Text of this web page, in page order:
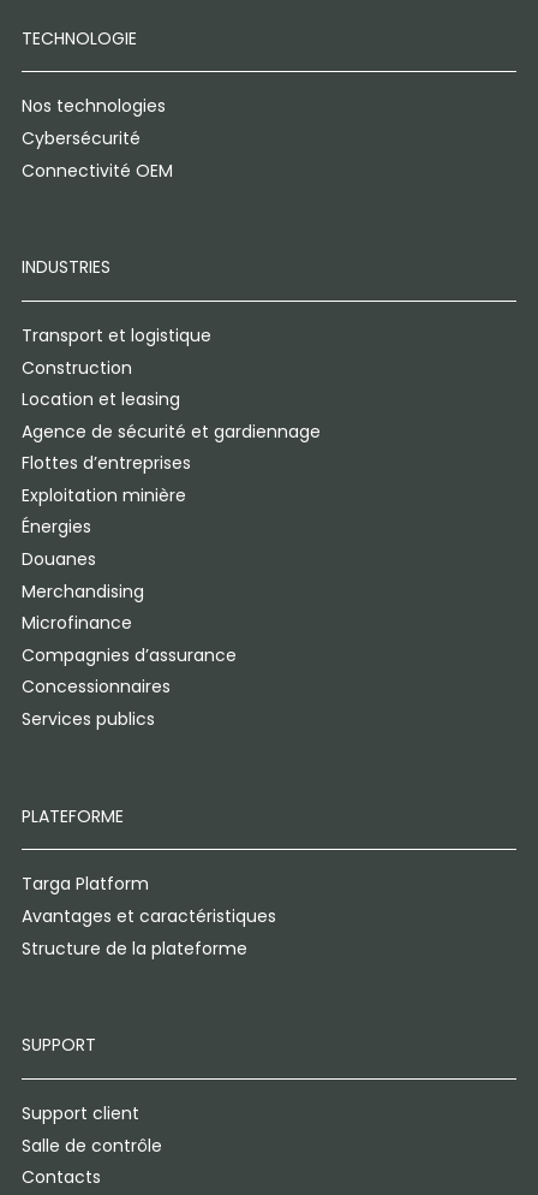
TECHNOLOGIE
Nos technologies
Cybersécurité
Connectivité OEM
INDUSTRIES
Transport et logistique
Construction
Location et leasing
Agence de sécurité et gardiennage
Flottes d’entreprises
Exploitation minière
Énergies
Douanes
Merchandising
Microfinance
Compagnies d’assurance
Concessionnaires
Services publics
PLATEFORME
Targa Platform
Avantages et caractéristiques
Structure de la plateforme
SUPPORT
Support client
Salle de contrôle
Contacts